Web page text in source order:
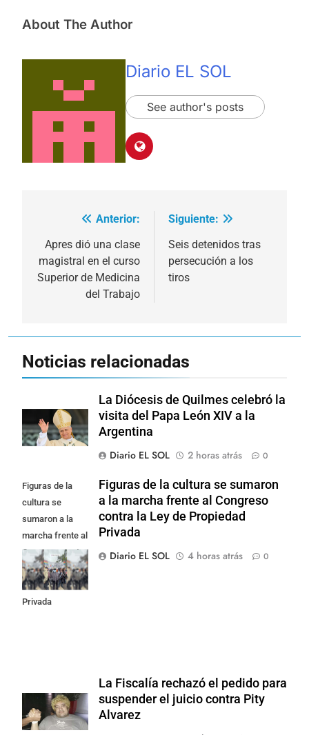
About The Author
Diario EL SOL
See author's posts
Navegación
de
entradas
Anterior:
Apres dió una clase
magistral en el curso
Superior de Medicina
del Trabajo
Siguiente:
Seis detenidos tras
persecución a los
tiros
Noticias relacionadas
La Diócesis de Quilmes celebró la
visita del Papa León XIV a la
Argentina
Diario EL SOL
2 horas atrás 0
Figuras de la
cultura se
sumaron a la
marcha frente al
Congreso contra
la Ley de
Propiedad
Privada
Figuras de la cultura se sumaron
a la marcha frente al Congreso
contra la Ley de Propiedad
Privada
Diario EL SOL
4 horas atrás 0
La Fiscalía rechazó el pedido para
suspender el juicio contra Pity
Alvarez